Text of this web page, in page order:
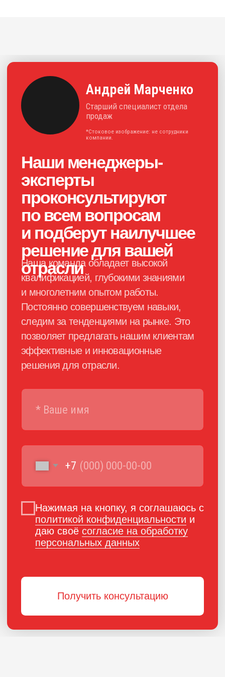
+7
Нажимая на кнопку, я соглашаюсь с
политикой конфиденциальности
и
даю своё согласие на обработку
персональных данных
Получить консультацию
Каталог